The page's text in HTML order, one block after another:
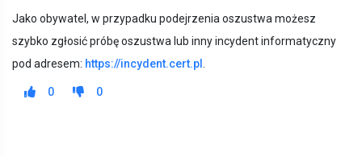
Jako obywatel, w przypadku podejrzenia oszustwa możesz
szybko zgłosić próbę oszustwa lub inny incydent informatyczny
pod adresem: https://incydent.cert.pl
0 0